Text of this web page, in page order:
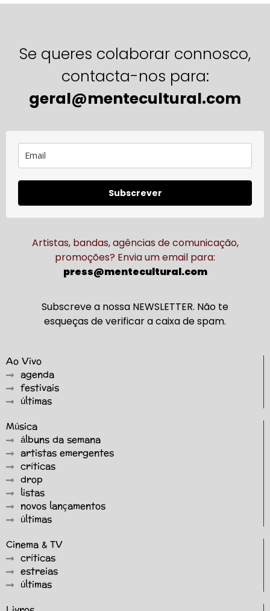
Se queres colaborar connosco,
contacta-nos para:
geral@mentecultural.com
Subscrever
Artistas, bandas, agências de comunicação,
promoções? Envia um email para:
press@mentecultural.com
Subscreve a nossa NEWSLETTER. Não te
esqueças de verificar a caixa de spam.
Ao Vivo
agenda
festivais
últimas
Música
álbuns da semana
artistas emergentes
críticas
drop
listas
novos lançamentos
últimas
Cinema & TV
críticas
estreias
últimas